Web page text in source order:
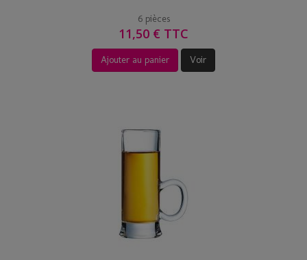
6 pièces
11,50 € TTC
Ajouter au panier Voir